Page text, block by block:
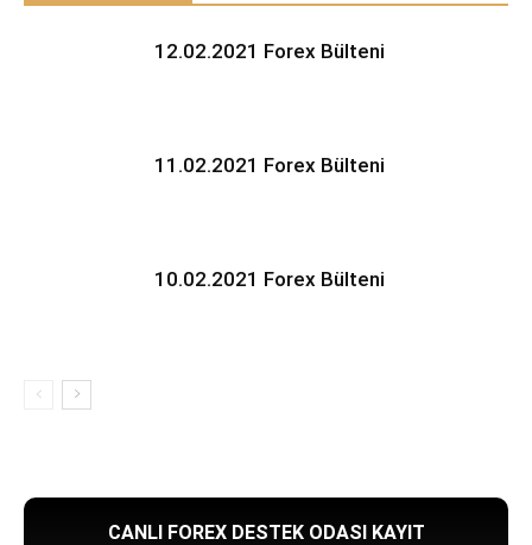
12.02.2021 Forex Bülteni
11.02.2021 Forex Bülteni
10.02.2021 Forex Bülteni
CANLI FOREX DESTEK ODASI KAYIT